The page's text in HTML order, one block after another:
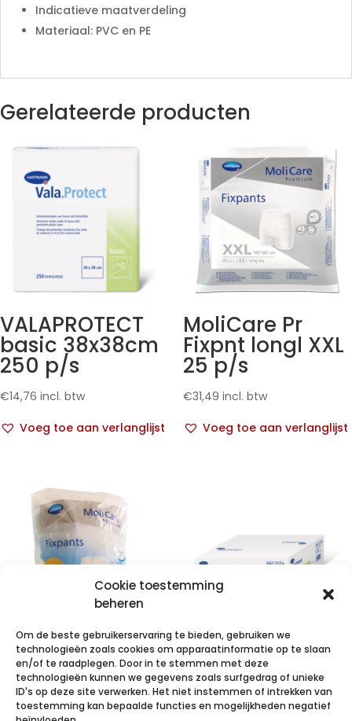
Cookie toestemming
beheren
Om de beste gebruikerservaring te bieden, gebruiken we
technologieën zoals cookies om apparaatinformatie op te slaan
en/of te raadplegen. Door in te stemmen met deze
technologieën kunnen we gegevens zoals surfgedrag of unieke
ID's op deze site verwerken. Het niet instemmen of intrekken van
toestemming kan bepaalde functies en mogelijkheden negatief
Indicatieve maatverdeling
Materiaal: PVC en PE
Gerelateerde producten
VALAPROTECT
basic 38x38cm
250 p/s
€14,76 incl. btw
Voeg toe aan verlanglijst
MoliCare Pr
Fixpnt longl XXL
25 p/s
€31,49 incl. btw
Voeg toe aan verlanglijst
MoliCare Pr
Fixpnt longl M 5
p/s
VALAPROTECT
basic
80x140cm 4×25